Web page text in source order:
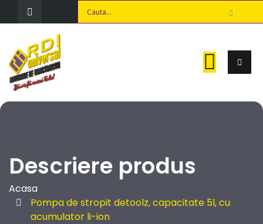
Descriere produs
Acasa
Pompa de stropit detoolz, capacitate 5l, cu
acumulator li-ion